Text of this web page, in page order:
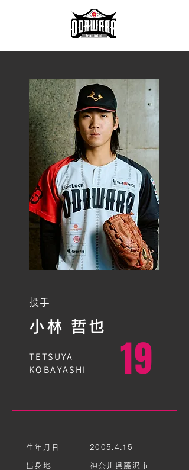
投手
​小林 哲也
TETSUYA
KOBAYASHI
19
生年月日
出身地
2005.4.15
神奈川県藤沢市